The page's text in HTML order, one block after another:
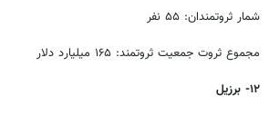
شمار ثروتمندان: ۵۵ نفر
مجموع ثروت جمعیت ثروتمند: ۱۶۵ میلیارد دلار
۱۲- برزیل